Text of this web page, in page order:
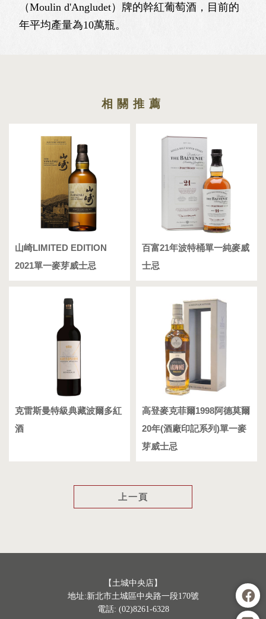
（Moulin d'Angludet）牌的幹紅葡萄酒，目前的
年平均產量為10萬瓶。
山崎LIMITED EDITION
2021單一麥芽威士忌
百富21年波特桶單一純麥威
士忌
克雷斯曼特級典藏波爾多紅
酒
高登麥克菲爾1998阿德莫爾
20年(酒廠印記系列)單一麥
芽威士忌
上一頁
【土城中央店】
地址:新北市土城區中央路一段170號
電話: (02)8261-6328